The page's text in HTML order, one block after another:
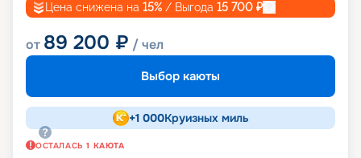
Цена снижена на 15% / Выгода 15 700 ₽
от 89 200 ₽ / чел
Выбор каюты
+1 000Круизных миль
ОСТАЛАСЬ 1 КАЮТА